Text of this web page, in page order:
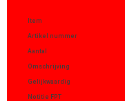
Item
Artikel nummer
Aantal
Omschrijving
Gelijkwaardig
Notitie FPT